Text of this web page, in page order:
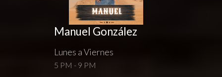
Manuel González
Lunes a Viernes
5 PM - 9 PM